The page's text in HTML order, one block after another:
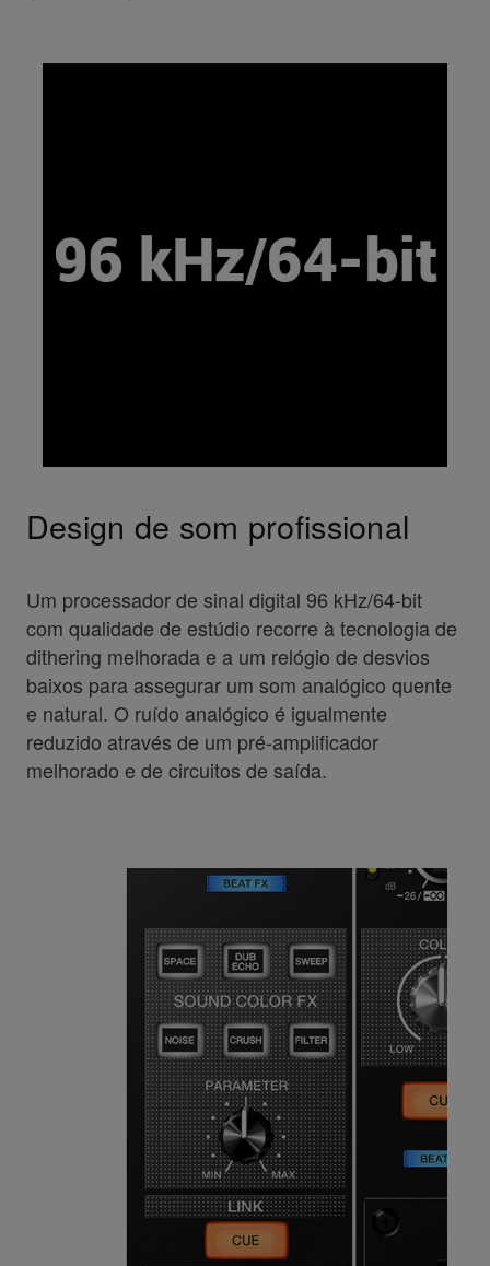
Design de som profissional
Um processador de sinal digital 96 kHz/64-bit
com qualidade de estúdio recorre à tecnologia de
dithering melhorada e a um relógio de desvios
baixos para assegurar um som analógico quente
e natural. O ruído analógico é igualmente
reduzido através de um pré-amplificador
melhorado e de circuitos de saída.